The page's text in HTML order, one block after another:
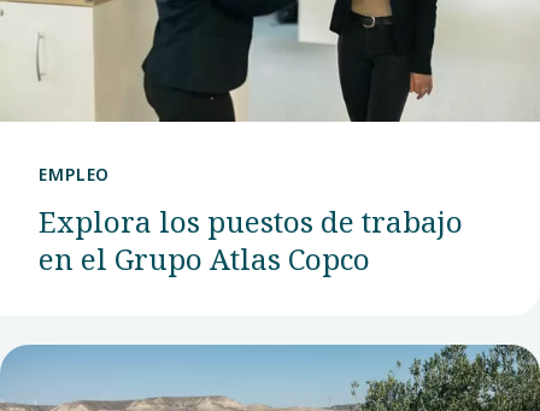
países
nórdicos.
EMPLEO
Explora los puestos de trabajo
en el Grupo Atlas Copco